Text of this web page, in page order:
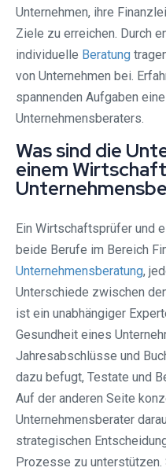
Unternehmen, ihre
Ziele zu erreichen. Durch
individuelle Beratung
von Unternehmen bei.
spannenden Aufgaben
Unternehmensberaters.
Was sind die
einem
Ein Wirtschaftsprüfer und
beide Berufe im Bereich
Unternehmensberatung,
Unterschiede zwischen
ist ein unabhängiger
Gesundheit eines
Jahresabschlüsse und
dazu befugt, Testate und
Auf der anderen Seite
Unternehmensberater
strategischen
Prozesse zu